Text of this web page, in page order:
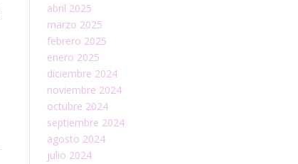
abril 2025
marzo 2025
febrero 2025
enero 2025
diciembre 2024
noviembre 2024
octubre 2024
septiembre 2024
agosto 2024
julio 2024